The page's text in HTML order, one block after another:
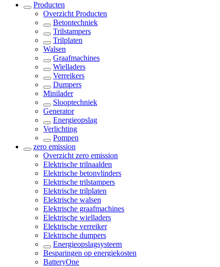
Producten
Overzicht Producten
Betontechniek
Trilstampers
Trilplaten
Walsen
Graafmachines
Wielladers
Verreikers
Dumpers
Minilader
Slooptechniek
Generator
Energieopslag
Verlichting
Pompen
zero emission
Overzicht zero emission
Elektrische trilnaalden
Elektrische betonvlinders
Elektrische trilstampers
Elektrische trilplaten
Elektrische walsen
Elektrische graafmachines
Elektrische wielladers
Elektrische verreiker
Elektrische dumpers
Energieopslagsysteem
Besparingen op energiekosten
BatteryOne